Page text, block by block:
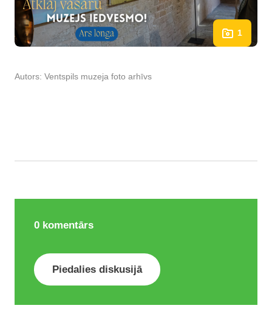
1
Autors: Ventspils muzeja foto arhīvs
0 komentārs
Piedalies diskusijā